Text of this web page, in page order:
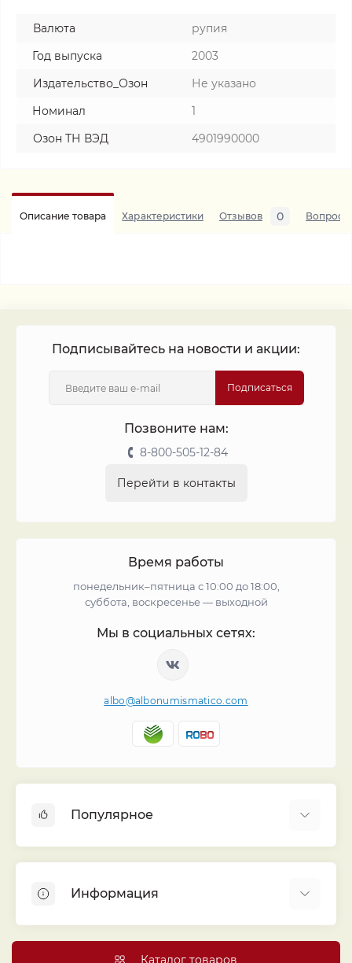
Валюта
рупия
Год выпуска
2003
Издательство_Озон
Не указано
Номинал
1
Озон ТН ВЭД
4901990000
Описание товара Характеристики Отзывов 0 Вопросы
Подписывайтесь на новости и акции:
Подписаться
Позвоните нам:
8-800-505-12-84
Перейти в контакты
Время работы
понедельник–пятница с 10:00 до 18:00,
суббота, воскресенье — выходной
Мы в социальных сетях:
albo@albonumismatico.com
Популярное
Монеты
Банкноты
Листы для монет
Информация
Каталог товаров